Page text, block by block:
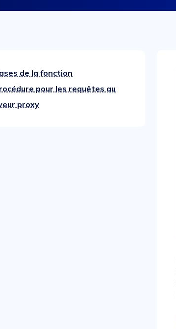
de la fonction
pour les requêtes au
proxy